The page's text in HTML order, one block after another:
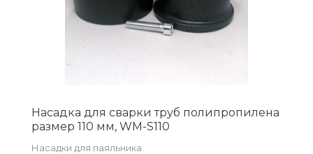
Насадка для сварки труб полипропилена
размер 110 мм, WM-S110
Насадки для паяльника